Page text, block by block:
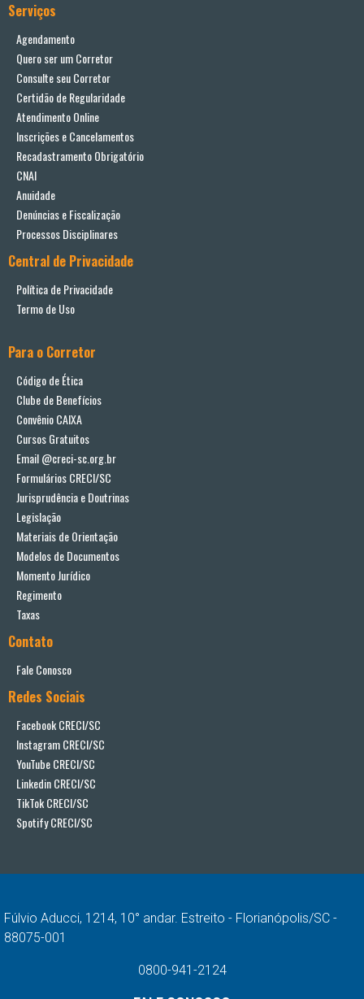
Serviços
Agendamento
Quero ser um Corretor
Consulte seu Corretor
Certidão de Regularidade
Atendimento Online
Inscrições e Cancelamentos
Recadastramento Obrigatório
CNAI
Anuidade
Denúncias e Fiscalização
Processos Disciplinares
Central de Privacidade
Política de Privacidade
Termo de Uso
Para o Corretor
Código de Ética
Clube de Benefícios
Convênio CAIXA
Cursos Gratuitos
Email @creci-sc.org.br
Formulários CRECI/SC
Jurisprudência e Doutrinas
Legislação
Materiais de Orientação
Modelos de Documentos
Momento Jurídico
Regimento
Taxas
Contato
Fale Conosco
Redes Sociais
Facebook CRECI/SC
Instagram CRECI/SC
YouTube CRECI/SC
Linkedin CRECI/SC
TikTok CRECI/SC
Spotify CRECI/SC
Fúlvio Aducci, 1214, 10° andar. Estreito - Florianópolis/SC -
88075-001
0800-941-2124